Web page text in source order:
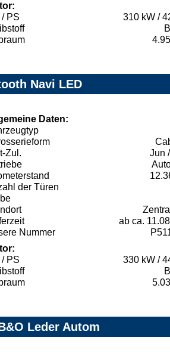
/ PS
310 kW /
Navi LED
Daten:
Zul.
Jun
der Türen
ab ca.
Nummer
/ PS
330 kW /
Leder Autom